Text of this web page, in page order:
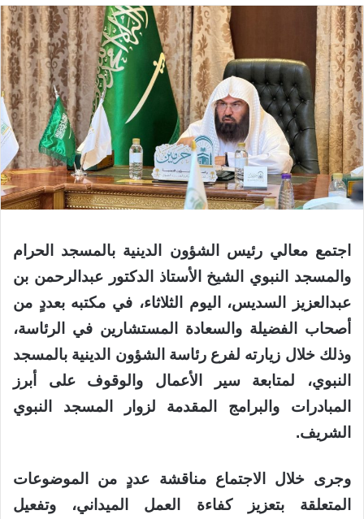
اجتمع معالي رئيس الشؤون الدينية بالمسجد الحرام
والمسجد النبوي الشيخ الأستاذ الدكتور عبدالرحمن بن
عبدالعزيز السديس، اليوم الثلاثاء، في مكتبه بعددٍ من
أصحاب الفضيلة والسعادة المستشارين في الرئاسة،
وذلك خلال زيارته لفرع رئاسة الشؤون الدينية بالمسجد
النبوي، لمتابعة سير الأعمال والوقوف على أبرز
المبادرات والبرامج المقدمة لزوار المسجد النبوي
الشريف.
وجرى خلال الاجتماع مناقشة عددٍ من الموضوعات
المتعلقة بتعزيز كفاءة العمل الميداني، وتفعيل